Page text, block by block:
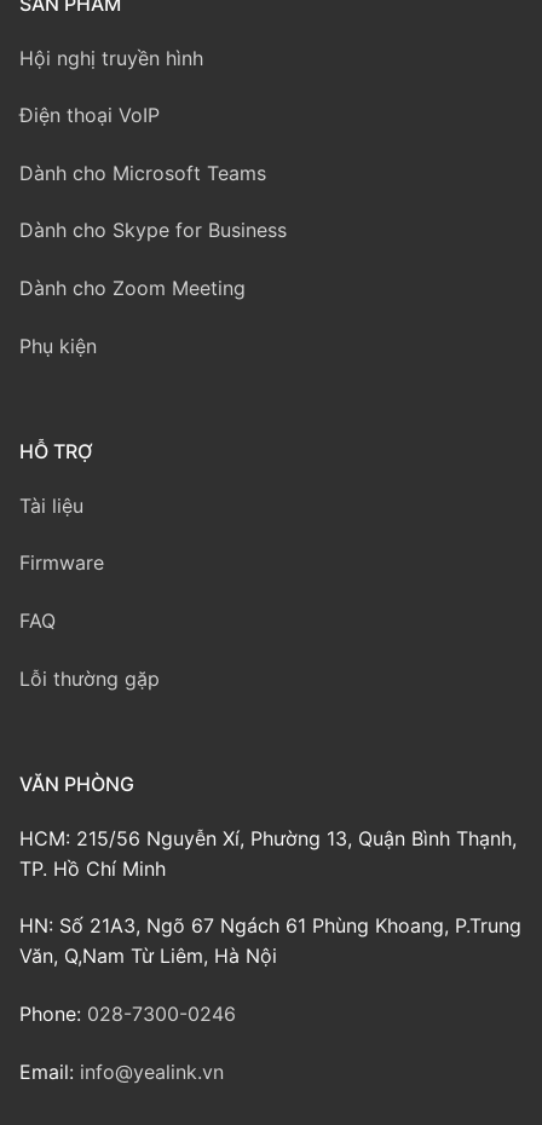
Hội nghị truyền hình
Điện thoại VoIP
Dành cho Microsoft Teams
Dành cho Skype for Business
Dành cho Zoom Meeting
Phụ kiện
HỖ TRỢ
Tài liệu
Firmware
FAQ
Lỗi thường gặp
VĂN PHÒNG
HCM: 215/56 Nguyễn Xí, Phường 13, Quận Bình Thạnh,
TP. Hồ Chí Minh
HN: Số 21A3, Ngõ 67 Ngách 61 Phùng Khoang, P.Trung
Văn, Q,Nam Từ Liêm, Hà Nội
Phone: 028-7300-0246
Email: info@yealink.vn